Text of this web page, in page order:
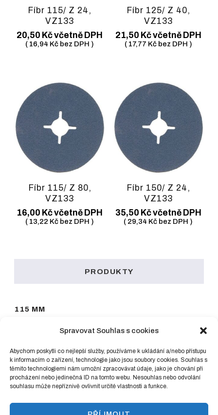
Spravovat Souhlas s cookies
Abychom poskytli co nejlepší služby, používáme k ukládání a/nebo přístupu
k informacím o zařízení, technologie jako jsou soubory cookies. Souhlas s
těmito technologiemi nám umožní zpracovávat údaje, jako je chování při
procházení nebo jedinečná ID na tomto webu. Nesouhlas nebo odvolání
souhlasu může nepříznivě ovlivnit určité vlastnosti a funkce.
Fíbr 115/ Z 24,
VZ133
20,50 Kčvčetně DPH
( 16,94 Kč bez DPH )
Fíbr 125/ Z 40,
VZ133
21,50 Kčvčetně DPH
( 17,77 Kčbez DPH )
Fíbr 115/ Z 80,
VZ133
16,00 Kčvčetně DPH
( 13,22 Kč bez DPH )
Fíbr 150/ Z 24,
VZ133
35,50 Kčvčetně DPH
( 29,34 Kč bez DPH )
PRODUKTY
115 MM
150 MM
180 MM